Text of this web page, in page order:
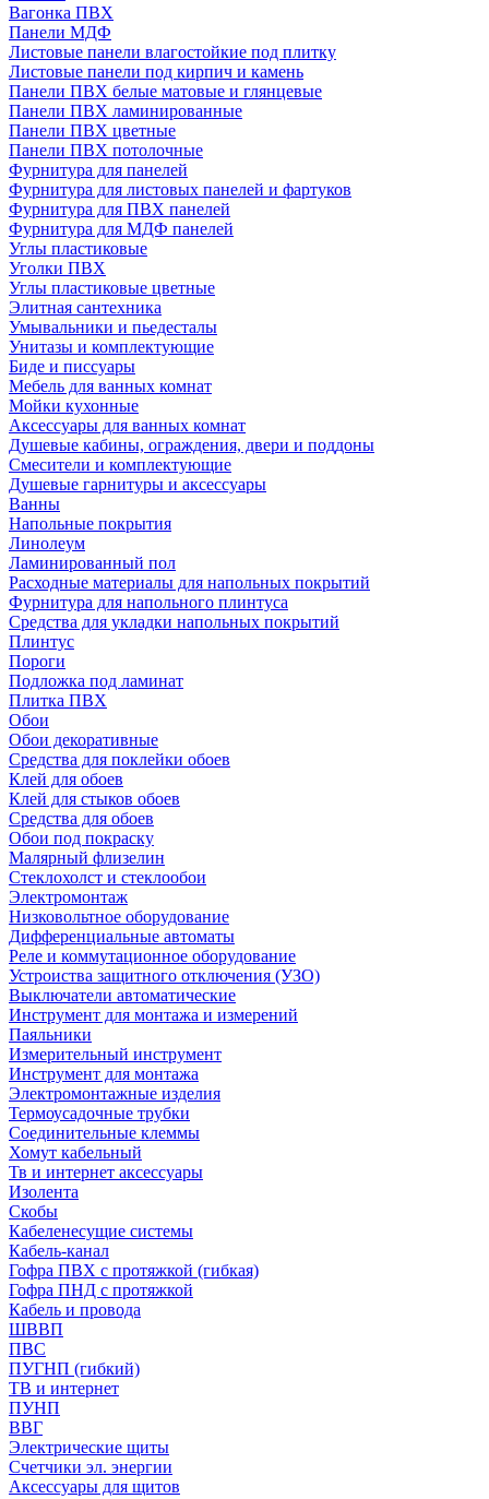
Вагонка ПВХ
Панели МДФ
Листовые панели влагостойкие под плитку
Листовые панели под кирпич и камень
Панели ПВХ белые матовые и глянцевые
Панели ПВХ ламинированные
Панели ПВХ цветные
Панели ПВХ потолочные
Фурнитура для панелей
Фурнитура для листовых панелей и фартуков
Фурнитура для ПВХ панелей
Фурнитура для МДФ панелей
Углы пластиковые
Уголки ПВХ
Углы пластиковые цветные
Элитная сантехника
Умывальники и пьедесталы
Унитазы и комплектующие
Биде и писсуары
Мебель для ванных комнат
Мойки кухонные
Аксессуары для ванных комнат
Душевые кабины, ограждения, двери и поддоны
Смесители и комплектующие
Душевые гарнитуры и аксессуары
Ванны
Напольные покрытия
Линолеум
Ламинированный пол
Расходные материалы для напольных покрытий
Фурнитура для напольного плинтуса
Средства для укладки напольных покрытий
Плинтус
Пороги
Подложка под ламинат
Плитка ПВХ
Обои
Обои декоративные
Средства для поклейки обоев
Клей для обоев
Клей для стыков обоев
Средства для обоев
Обои под покраску
Малярный флизелин
Стеклохолст и стеклообои
Электромонтаж
Низковольтное оборудование
Дифференциальные автоматы
Реле и коммутационное оборудование
Устроиства защитного отключения (УЗО)
Выключатели автоматические
Инструмент для монтажа и измерений
Паяльники
Измерительный инструмент
Инструмент для монтажа
Электромонтажные изделия
Термоусадочные трубки
Соединительные клеммы
Хомут кабельный
Тв и интернет аксессуары
Изолента
Скобы
Кабеленесущие системы
Кабель-канал
Гофра ПВХ с протяжкой (гибкая)
Гофра ПНД с протяжкой
Кабель и провода
ШВВП
ПВС
ПУГНП (гибкий)
ТВ и интернет
ПУНП
ВВГ
Электрические щиты
Счетчики эл. энергии
Аксессуары для щитов